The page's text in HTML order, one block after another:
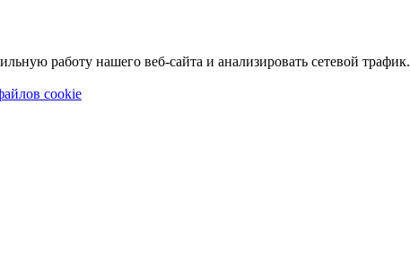
работу нашего веб-сайта и анализировать сетевой трафик.
cookie